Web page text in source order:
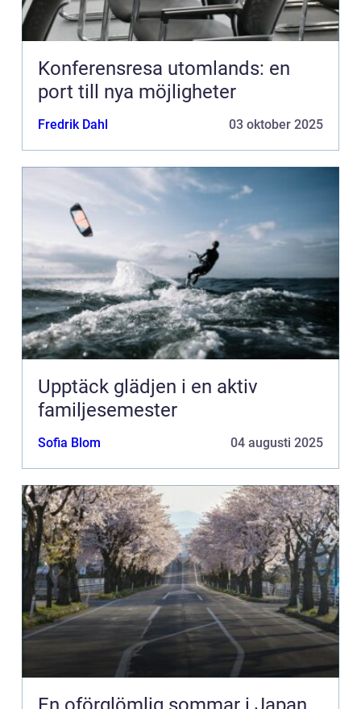
Konferensresa utomlands: en
port till nya möjligheter
Fredrik Dahl 03 oktober 2025
Upptäck glädjen i en aktiv
familjesemester
Sofia Blom 04 augusti 2025